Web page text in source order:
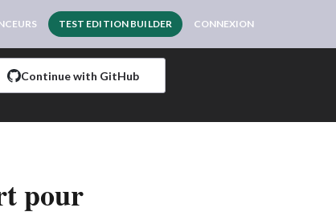
TEST EDITION BUILDER CONNEXION
Continue with GitHub
pour